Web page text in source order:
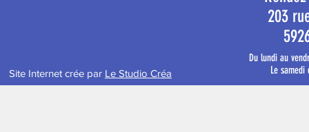
203
Du lundi au
Le samedi
Site Internet crée par Le Studio Créa